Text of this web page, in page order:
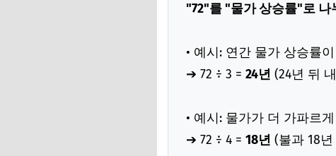
"72"를 "물가 상승률"로 나
• 예시: 연간 물가 상승률이
➔ 72 ÷ 3 = 24년 (24년 뒤
• 예시: 물가가 더 가파르
➔ 72 ÷ 4 = 18년 (불과 18